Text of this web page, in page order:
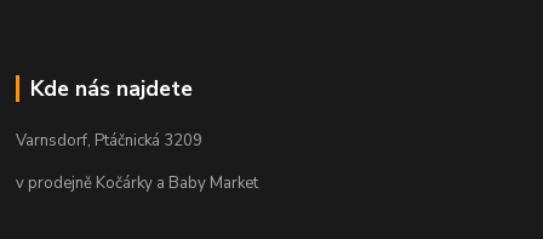
Kde nás najdete
Varnsdorf, Ptáčnická 3209
v prodejně Kočárky a Baby Market